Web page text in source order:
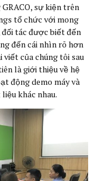
sự kiện trên
tổ chức với mong
tác được biết đến
đến cái nhìn rõ hơn
viết của chúng tôi sau
là giới thiệu về hệ
động demo máy và
khác nhau.